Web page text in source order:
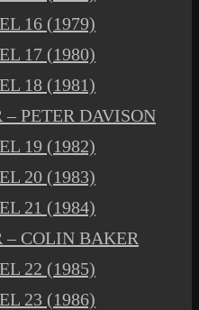
16 (1979)
17 (1980)
18 (1981)
– PETER DAVISON
19 (1982)
20 (1983)
21 (1984)
– COLIN BAKER
22 (1985)
23 (1986)